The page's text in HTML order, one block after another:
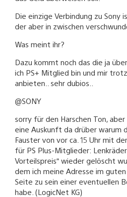
Die einzige Verbindung zu Sony
der aber in zwischen
Was meint ihr?
Dazu kommt noch das die ja
ich PS+ Mitglied bin und mir
anbieten.. sehr dubios..
@SONY
sorry für den Harschen Ton,
eine Auskunft da drüber warum
Fauster von vor ca. 15 Uhr mit
für PS Plus-Mitglieder:
Vorteilspreis“ wieder gelöscht
dem ich meine Adresse im
Seite zu sein einer eventuellen
habe. (LogicNet KG)